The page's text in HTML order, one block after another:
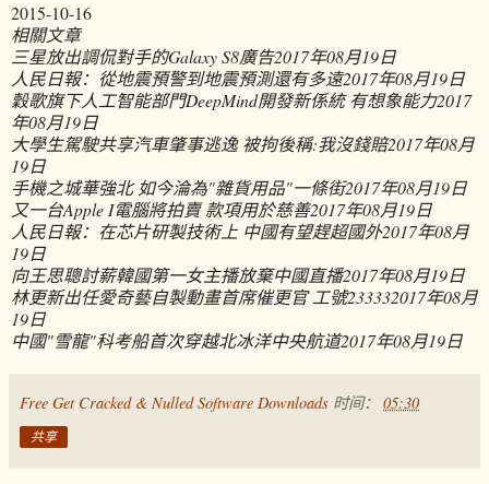
2015-10-16
相關文章
三星放出調侃對手的Galaxy S8廣告2017年08月19日
人民日報：從地震預警到地震預測還有多遠2017年08月19日
穀歌旗下人工智能部門DeepMind開發新係統 有想象能力2017
年08月19日
大學生駕駛共享汽車肇事逃逸 被拘後稱:我沒錢賠2017年08月
19日
手機之城華強北 如今淪為"雜貨用品"一條街2017年08月19日
又一台Apple I電腦將拍賣 款項用於慈善2017年08月19日
人民日報：在芯片研製技術上 中國有望趕超國外2017年08月
19日
向王思聰討薪韓國第一女主播放棄中國直播2017年08月19日
林更新出任愛奇藝自製動畫首席催更官 工號233332017年08月
19日
中國"雪龍"科考船首次穿越北冰洋中央航道2017年08月19日
Free Get Cracked & Nulled Software Downloads 时间： 05:30
共享